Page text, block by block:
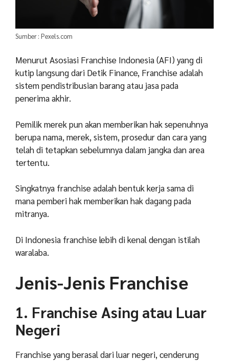
Sumber : Pexels.com
Menurut Asosiasi Franchise Indonesia (AFI) yang di
kutip langsung dari Detik Finance, Franchise adalah
sistem pendistribusian barang atau jasa pada
penerima akhir.
Pemilik merek pun akan memberikan hak sepenuhnya
berupa nama, merek, sistem, prosedur dan cara yang
telah di tetapkan sebelumnya dalam jangka dan area
tertentu.
Singkatnya franchise adalah bentuk kerja sama di
mana pemberi hak memberikan hak dagang pada
mitranya.
Di Indonesia franchise lebih di kenal dengan istilah
waralaba.
Jenis-Jenis Franchise
1. Franchise Asing atau Luar
Negeri
Franchise yang berasal dari luar negeri, cenderung